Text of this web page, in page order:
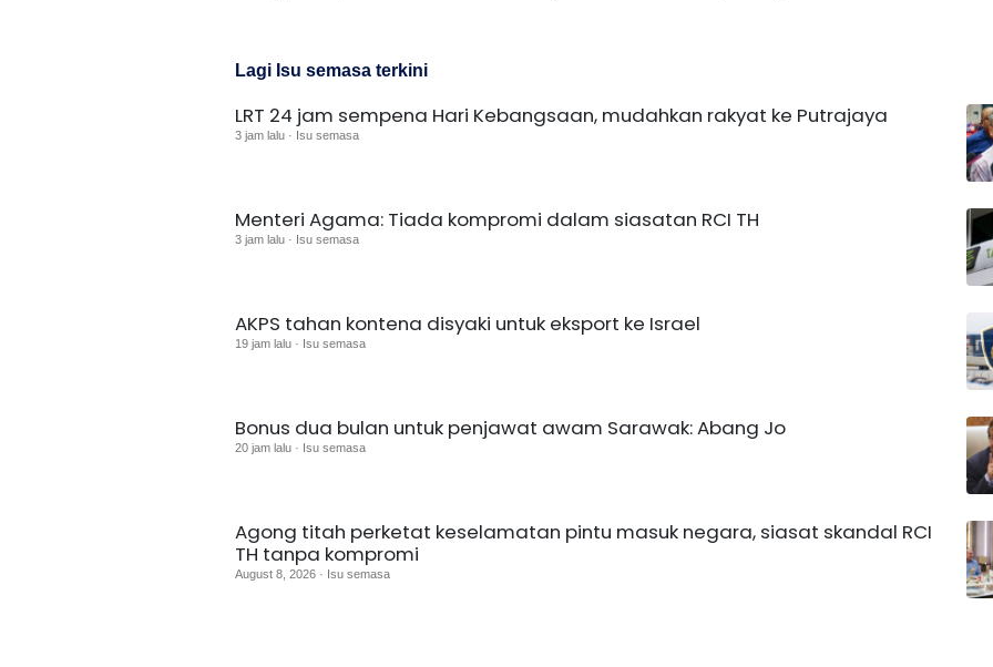
Lagi Isu semasa terkini
LRT 24 jam sempena Hari Kebangsaan, mudahkan rakyat ke Putrajaya
3 jam lalu · Isu semasa
Menteri Agama: Tiada kompromi dalam siasatan RCI TH
3 jam lalu · Isu semasa
AKPS tahan kontena disyaki untuk eksport ke Israel
19 jam lalu · Isu semasa
Bonus dua bulan untuk penjawat awam Sarawak: Abang Jo
20 jam lalu · Isu semasa
Agong titah perketat keselamatan pintu masuk negara, siasat skandal RCI
TH tanpa kompromi
August 8, 2026 · Isu semasa